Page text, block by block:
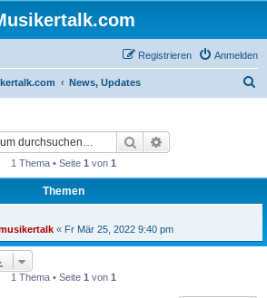
Anmelden
Registrieren
News, Updates
Suche
1 Thema • Seite 1 von 1
Themen
« Fr Mär 25, 2022 9:40 pm
1 Thema • Seite 1 von 1